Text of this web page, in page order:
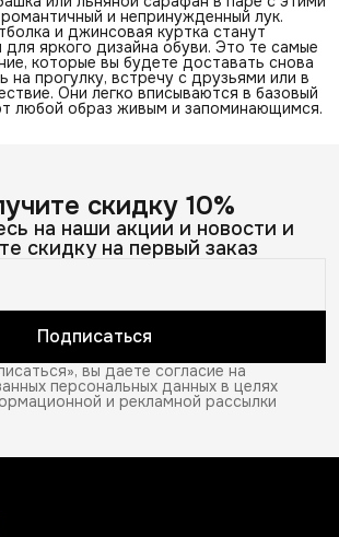
и непринужденный лук.
и джинсовая куртка станут
яркого дизайна обуви. Это те самые
которые вы будете доставать снова
на прогулку, встречу с друзьями или в
Они легко вписываются в базовый
любой образ живым и запоминающимся.
скидку 10%
на наши акции и новости и
скидку на первый заказ
Подписаться
вы даете согласие на
персональных данных в целях
и рекламной рассылки